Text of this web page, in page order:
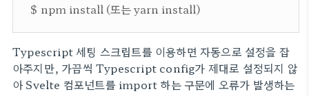
$ npm install (또는 yarn install)
Typescript 세팅 스크립트를 이용하면 자동으로 설정을 잡
아주지만, 가끔씩 Typescript config가 제대로 설정되지 않
아 Svelte 컴포넌트를 import 하는 구문에 오류가 발생하는